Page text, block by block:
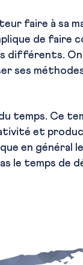
faire à sa
de faire
On
ses
temps. Ce
et
en général
le temps de